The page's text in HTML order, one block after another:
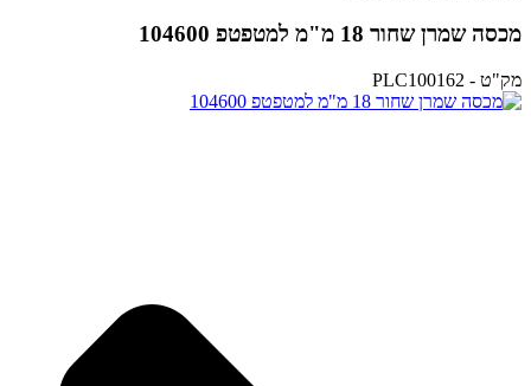
מכסה שמרן שחור 18 מ"מ למטפטפ 104600
מק"ט - PLC100162